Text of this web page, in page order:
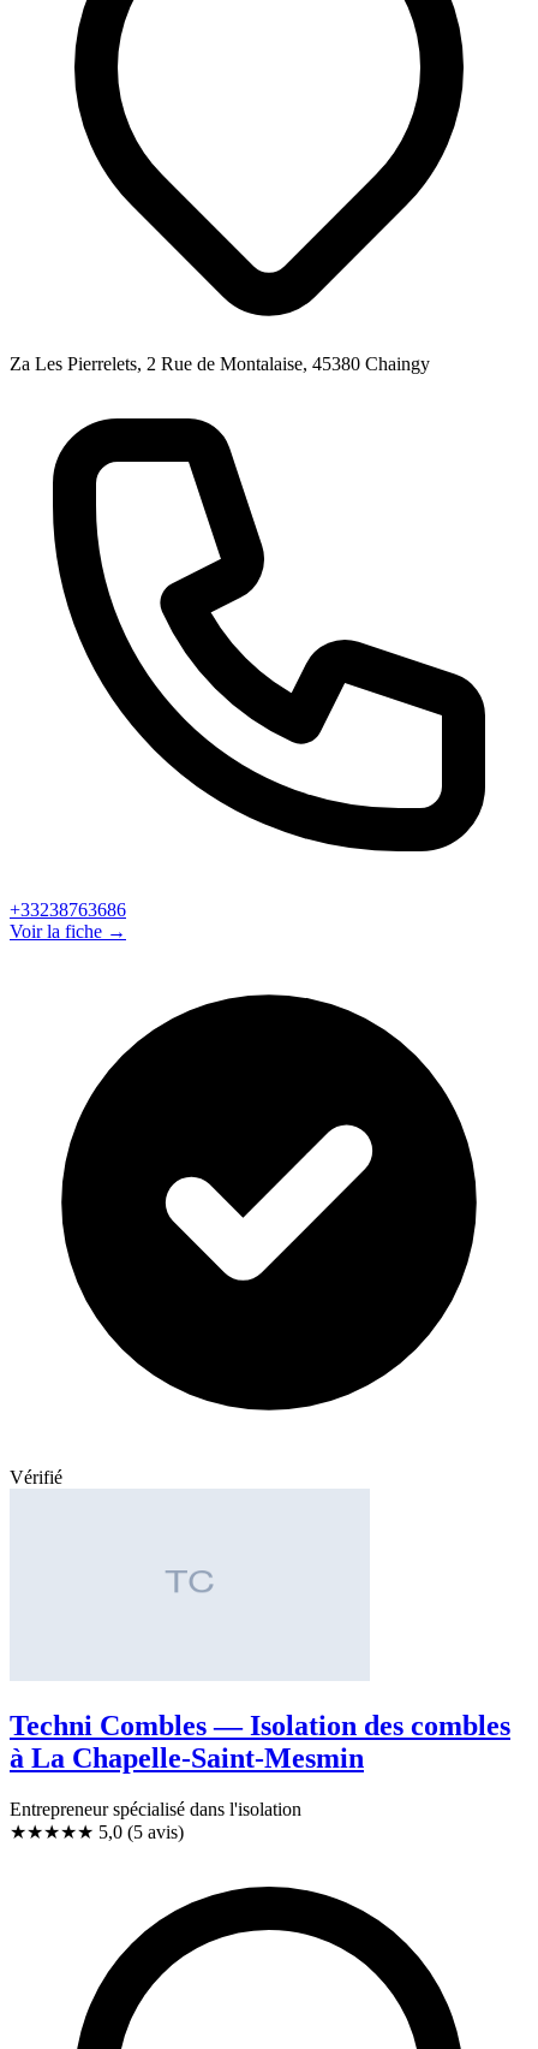
Za Les Pierrelets, 2 Rue de Montalaise, 45380 Chaingy
+33238763686
Voir la fiche →
Vérifié
Techni Combles — Isolation des combles
à La Chapelle-Saint-Mesmin
Entrepreneur spécialisé dans l'isolation
★★★★★ 5,0 (5 avis)